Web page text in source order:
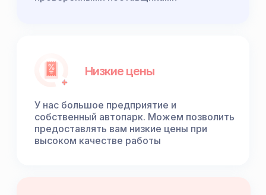
Низкие цены
У нас большое предприятие и
собственный автопарк. Можем позволить
предоставлять вам низкие цены при
высоком качестве работы